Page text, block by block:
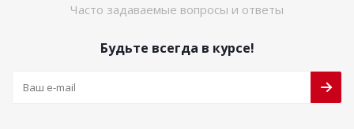
Часто задаваемые вопросы и ответы
Будьте всегда в курсе!